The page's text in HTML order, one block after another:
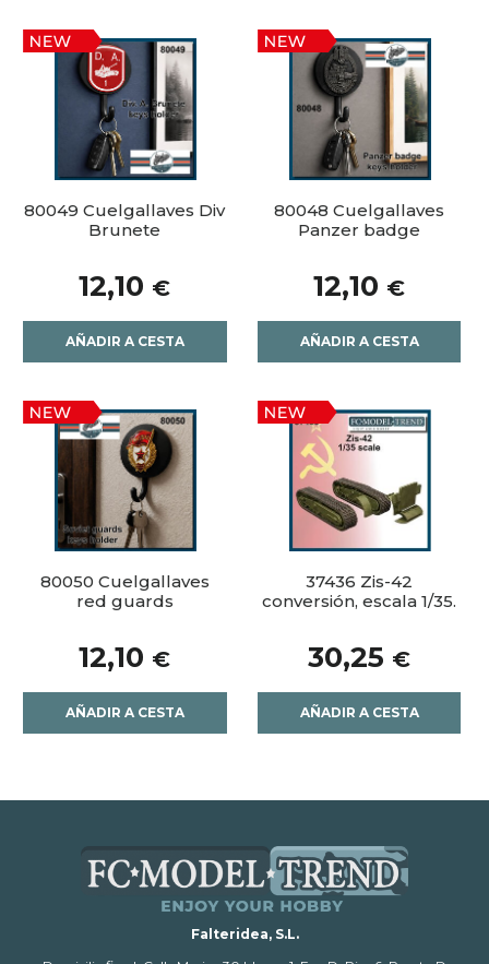
80049 Cuelgallaves Div
Brunete
12,10 €
AÑADIR A CESTA
80048 Cuelgallaves
Panzer badge
12,10 €
AÑADIR A CESTA
80050 Cuelgallaves
red guards
12,10 €
AÑADIR A CESTA
37436 Zis-42
conversión, escala 1/35.
30,25 €
AÑADIR A CESTA
Falteridea, S.L.